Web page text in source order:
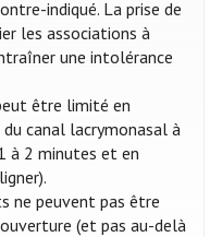
indiqué. La prise de
les associations à
une intolérance
être limité en
canal lacrymonasal à
à 2 minutes et en
ne peuvent pas être
(et pas au-delà